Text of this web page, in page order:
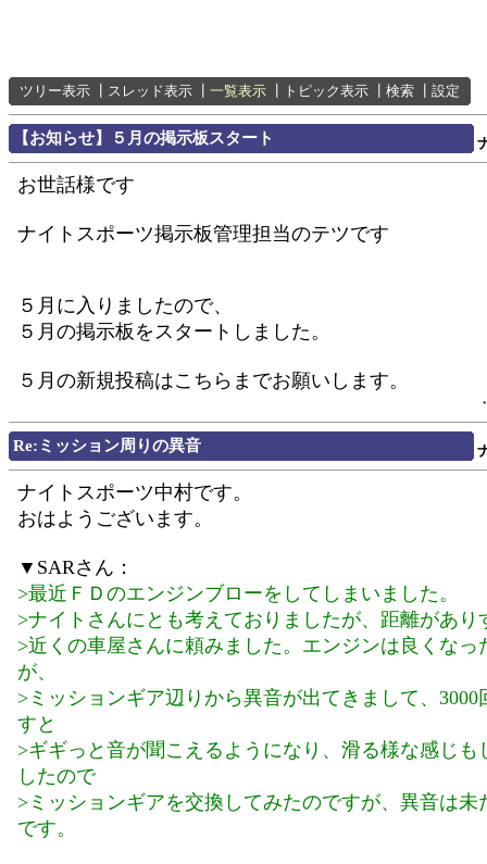
ツリー表示 スレッド表示 一覧表示 トピック表示 検索 設定
【お知らせ】５月の掲示板スタート
お世話様です
ナイトスポーツ掲示板管理担当のテツです
５月に入りましたので、
５月の掲示板をスタートしました。
５月の新規投稿はこちらまでお願いします。
Re:ミッション周りの異音
ナイトスポーツ中村です。
おはようございます。
▼SARさん：
>最近ＦＤのエンジンブローをしてしまいました。
>ナイトさんにとも考えておりましたが、距離があり
>近くの車屋さんに頼みました。エンジンは良くなっ
が、
>ミッションギア辺りから異音が出てきまして、3000
すと
>ギギっと音が聞こえるようになり、滑る様な感じも
したので
>ミッションギアを交換してみたのですが、異音は未
です。